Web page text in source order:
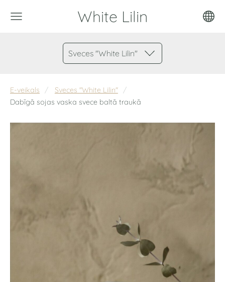
White Lilin
Sveces "White Lilin"
E-veikals
Sveces "White Lilin"
Dabīgā sojas vaska svece baltā traukā